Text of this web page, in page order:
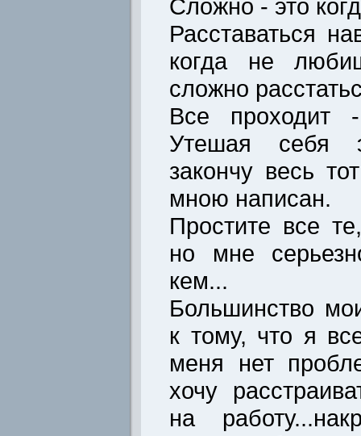
Сложно - это
Расставаться
когда не
сложно
Все проходит
Утешая себя
закончу весь
мною написан.
Простите все
но мне
кем...
Большинство
к тому, что я
меня нет
хочу
на